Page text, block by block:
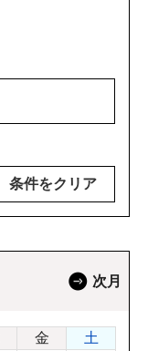
条件をクリア
次月
金
土